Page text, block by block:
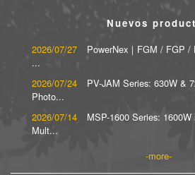
Nuevos
2026/07/27
PowerNex｜FGM / FGP
...
2026/07/24
PV-JAM Series: 630W &
Photo...
2026/07/14
MSP-1600 Series:
Mult...
more